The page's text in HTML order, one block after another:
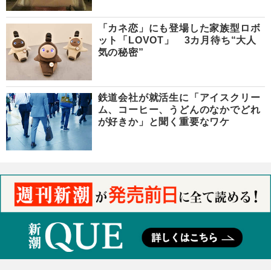
「カネ恋」にも登場した家族型ロボ
ット「LOVOT」 3カ月待ち“大人
気の秘密”
鉄道会社が就活生に「アイスクリー
ム、コーヒー、うどんのなかでどれ
が好きか」と聞く重要なワケ